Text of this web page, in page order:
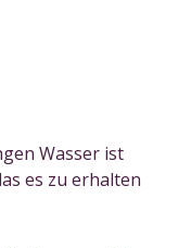
Wasser ist
es zu erhalten